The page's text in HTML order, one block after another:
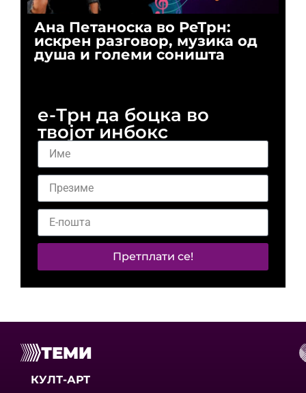
Ана Петаноска во РеТрн:
искрен разговор, музика од
душа и големи соништа
е-Трн да боцка во
твојот инбокс
Претплати се!
ТЕМИ
КУЛТ-АРТ